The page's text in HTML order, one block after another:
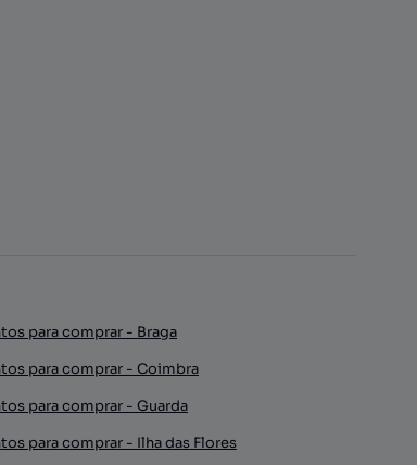
para comprar - Braga
para comprar - Coimbra
para comprar - Guarda
para comprar - Ilha das Flores